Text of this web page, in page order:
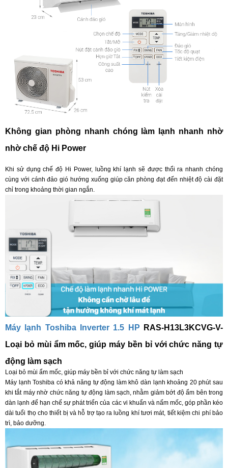
Không gian phòng nhanh chóng làm lạnh nhanh nhờ
nhờ chế độ Hi Power
Khi sử dụng chế độ Hi Power, luồng khí lạnh sẽ được thổi ra nhanh chóng
cùng với cánh đảo gió hướng xuống giúp căn phòng đạt đến nhiệt độ cài đặt
chỉ trong khoảng thời gian ngắn.
Máy lạnh Toshiba Inverter 1.5 HP RAS-H13L3KCVG-V-
Loại bỏ mùi ẩm mốc, giúp máy bền bỉ với chức năng tự
động làm sạch
Loại bỏ mùi ẩm mốc, giúp máy bền bỉ với chức năng tự làm sạch
Máy lạnh Toshiba có khả năng tự động làm khô dàn lạnh khoảng 20 phút sau
khi tắt máy nhờ chức năng tự động làm sạch, nhằm giảm bớt độ ẩm bên trong
dàn lạnh để hạn chế sự phát triển của các vi khuẩn và nấm mốc, góp phần kéo
dài tuổi thọ cho thiết bị và hỗ trợ tạo ra luồng khí tươi mát, tiết kiệm chi phí bảo
trì, bảo dưỡng.